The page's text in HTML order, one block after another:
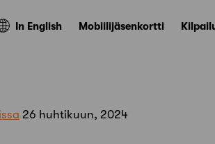
In English Mobiilijäsenkortti
26 huhtikuun, 2024